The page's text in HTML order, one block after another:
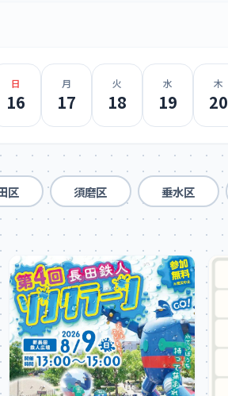
日
16
月
17
火
18
水
19
木
20
区 須磨区 垂水区